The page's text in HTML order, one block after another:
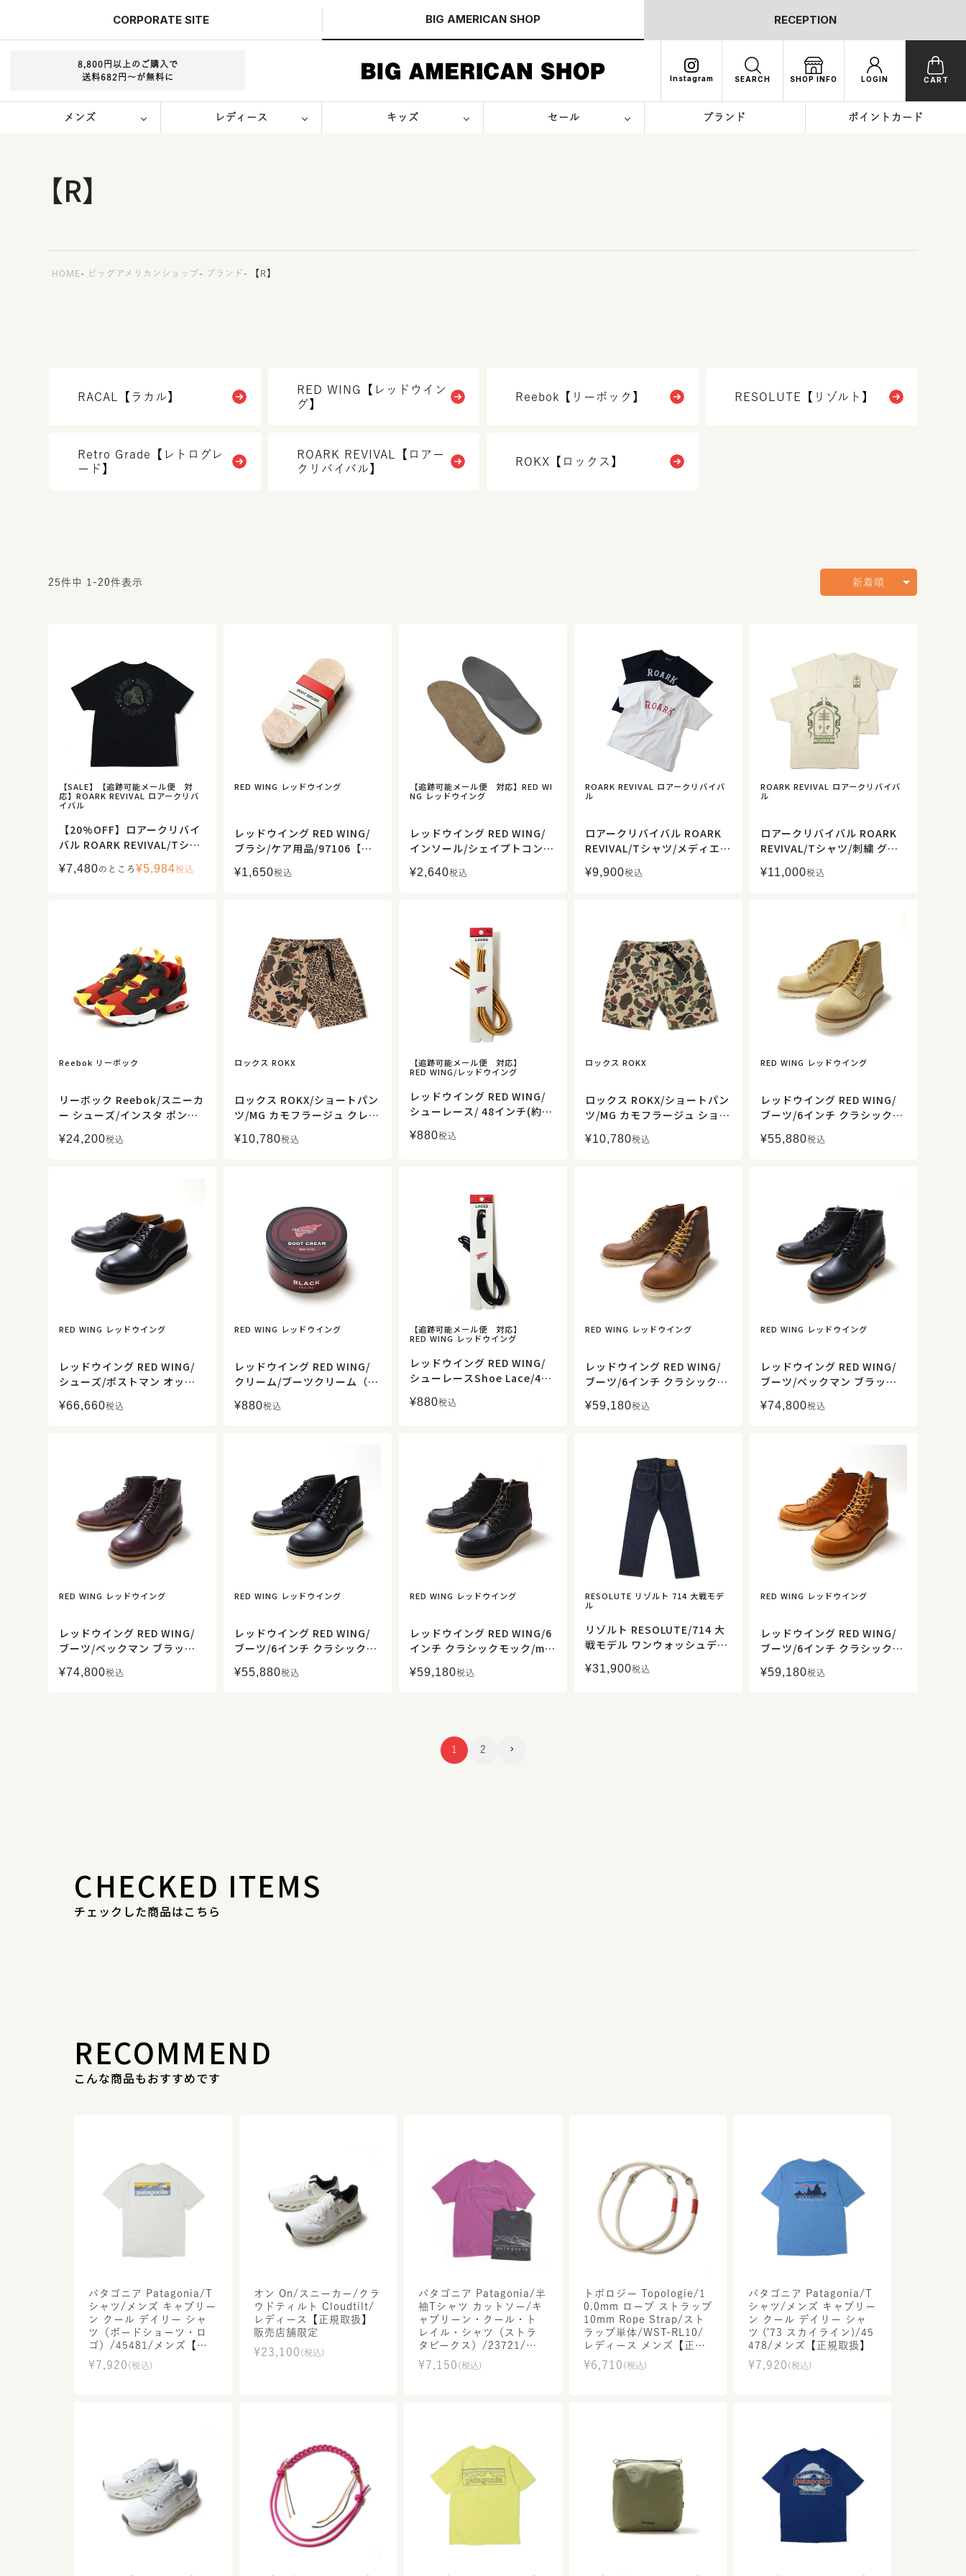
CORPORATE SITE BIG AMERICAN SHOP RECEPTION
8,800円以上のご購入で
送料682円～が無料に
Instagram SEARCH SHOP INFO LOGIN CART
メンズ レディース キッズ セール ブランド ポイントカード
【R】
HOME ビッグアメリカンショップ ブランド 【R】
RACAL【ラカル】
RED WING【レッドウイン
グ】
Reebok【リーボック】 RESOLUTE【リゾルト】
Retro Grade【レトログレ
ード】
ROARK REVIVAL【ロアー
クリバイバル】
ROKX【ロックス】
新着順
25件中 1 - 20件表示
【SALE】【追跡可能メール便 対
応】ROARK REVIVAL ロアークリバ
イバル
【20%OFF】ロアークリバイ
バル ROARK REVIVAL/Tシャ
URE ファイン テック ドライ
¥7,480のところ¥5,984税込
RED WING レッドウイング
レッドウイング RED WING/
ブラシ/ケア用品/97106【正
¥1,650税込
【追跡可能メール便 対応】RED WI
NG レッドウイング
レッドウイング RED WING/
インソール/シェイプトコンフ
ール/96317【正規取扱】
¥2,640税込
ROARK REVIVAL ロアークリバイバ
ル
ロアークリバイバル ROARK
REVIVAL/Tシャツ/メディエバ
Tシャツ/RTJHW1220/メンズ
¥9,900税込
ROARK REVIVAL ロアークリバイバ
ル
ロアークリバイバル ROARK
REVIVAL/Tシャツ/刺繍 グラ
ト Tシャツ/RTJHW1221/メ
¥11,000税込
Reebok リーボック
リーボック Reebok/スニーカ
ー シューズ/インスタ ポンプ
5/メンズ【正規取扱】
¥24,200税込
ロックス ROKX
ロックス ROKX/ショートパン
ツ/MG カモフラージュ クレイ
C/メンズ【正規取扱】
¥10,780税込
【追跡可能メール便 対応】
RED WING/レッドウイング
レッドウイング RED WING/
シューレース/ 48インチ(約12
ールド/97150【正規取扱】
¥880税込
ロックス ROKX
ロックス ROKX/ショートパン
ツ/MG カモフラージュ ショー
規取扱】
¥10,780税込
RED WING レッドウイング
レッドウイング RED WING/
ブーツ/6インチ クラシックラ
「ハトメ」仕様/8167/メンズ
¥55,880税込
RED WING レッドウイング
レッドウイング RED WING/
シューズ/ポストマン オック
【正規取扱】
¥66,660税込
RED WING レッドウイング
レッドウイング RED WING/
クリーム/ブーツクリーム（ブ
【正規取扱】
¥880税込
【追跡可能メール便 対応】
RED WING レッドウイング
レッドウイング RED WING/
シューレースShoe Lace/48i
扱】
¥880税込
RED WING レッドウイング
レッドウイング RED WING/
ブーツ/6インチ クラシックラ
扱】
¥59,180税込
RED WING レッドウイング
レッドウイング RED WING/
ブーツ/ベックマン ブラック
ンズ【正規取扱】
¥74,800税込
RED WING レッドウイング
レッドウイング RED WING/
ブーツ/ベックマン ブラック
9419/メンズ【正規取扱】
¥74,800税込
RED WING レッドウイング
レッドウイング RED WING/
ブーツ/6インチ クラシックラ
5/メンズ【正規取扱】
¥55,880税込
RED WING レッドウイング
レッドウイング RED WING/6
インチ クラシックモック/ma
規取扱】
¥59,180税込
RESOLUTE リゾルト 714 大戦モデ
ル
リゾルト RESOLUTE/714 大
戦モデル ワンウォッシュデニ
取扱】
¥31,900税込
RED WING レッドウイング
レッドウイング RED WING/
ブーツ/6インチ クラシックモ
ズ【正規取扱】
¥59,180税込
1 2
CHECKED ITEMS
チェックした商品はこちら
RECOMMEND
こんな商品もおすすめです
パタゴニア Patagonia/T
シャツ/メンズ キャプリー
ン クール デイリー シャ
ツ（ボードショーツ・ロ
ゴ）/45481/メンズ【正
規取扱】
¥7,920 (税込)
オン On/スニーカー/クラ
ウドティルト Cloudtilt/
レディース【正規取扱】
販売店舗限定
¥23,100 (税込)
パタゴニア Patagonia/半
袖Tシャツ カットソー/キ
ャプリーン・クール・ト
レイル・シャツ（ストラ
タピークス）/23721/メ
ンズ【正規取扱】販売店
舗限定
¥7,150 (税込)
トポロジー Topologie/1
0.0mm ロープ ストラップ
10mm Rope Strap/スト
ラップ単体/WST-RL10/
レディース メンズ【正規
取扱】
¥6,710 (税込)
パタゴニア Patagonia/T
シャツ/メンズ キャプリー
ン クール デイリー シャ
ツ ('73 スカイライン)/45
478/メンズ【正規取扱】
¥7,920 (税込)